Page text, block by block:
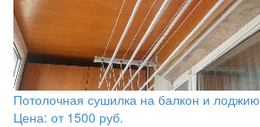
Потолочная сушилка на балкон и лоджию
Цена: от 1500 руб.